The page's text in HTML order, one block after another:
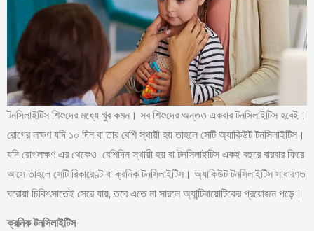
টনসিলাইটিস শিশুদের মধ্যে খুব কমন। সব শিশুদের অন্তত একবার টনসিলাইটিস হবেই।
রোগের লক্ষণ যদি ১০ দিন বা তার বেশি স্থায়ী হয় তাহলে সেটি অ্যাকিউট টনসিলাইটিস।
যদি রোগলক্ষণ এর থেকেও বেশিদিন স্থায়ী হয় বা টনসিলাইটিস একই বছরে বারবার ফিরে
আসে তাহলে সেটি রিকারেণ্ট বা ক্রনিক টনসিলাইটিস। অ্যাকিউট টনসিলাইটিস সাধারণত
ঘরোয়া চিকিৎসাতেই সেরে যায়, তবে এতে না সারলে অ্যান্টিবায়োটিকের প্রয়োজন পড়ে।
ক্রনিক টনসিলাইটিস